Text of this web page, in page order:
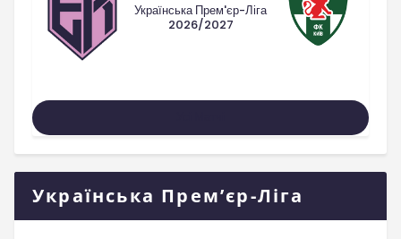
Українська Прем'єр-Ліга
2026/2027
Українська Прем’єр-Ліга